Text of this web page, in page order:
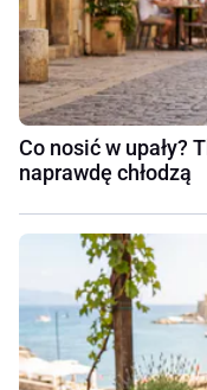
Co nosić w upały?
naprawdę chłodzą